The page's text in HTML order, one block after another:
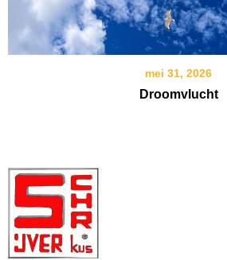
mei 31, 2026
Droomvlucht